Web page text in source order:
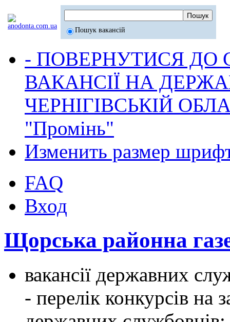
Пошук вакансій
- ПОВЕРНУТИСЯ ДО
ВАКАНСІЇ НА
ЧЕРНІГІВСЬКІЙ
"Промінь"
Изменить размер
FAQ
Вход
Щорська районна
вакансії державних
- перелік конкурсів на